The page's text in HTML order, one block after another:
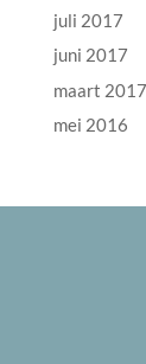
juli 2017
juni 2017
maart 2017
mei 2016